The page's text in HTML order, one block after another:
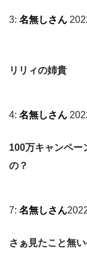
3: 名無しさん
リリィの姉貴
4: 名無しさん
100万キャンペー
の？
7: 名無しさん
さぁ見たこと無